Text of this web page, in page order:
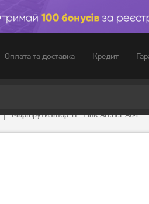
Оплата та доставка Кредит
Маршрутизатор TP-Link Archer A64